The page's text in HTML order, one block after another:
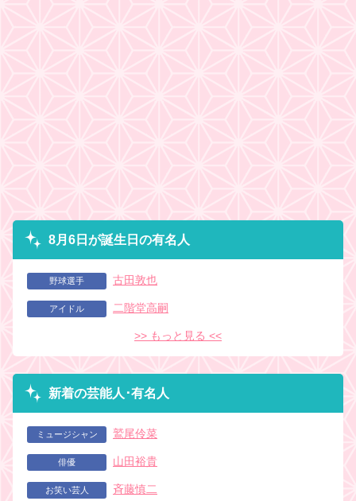
8月6日が誕生日の有名人
野球選手 古田敦也
アイドル 二階堂高嗣
>> もっと見る <<
新着の芸能人･有名人
ミュージシャン 鷲尾伶菜
俳優 山田裕貴
お笑い芸人 斉藤慎二